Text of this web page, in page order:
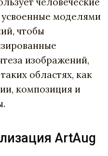
моделями
чтобы
изображений,
областях, как
композиция и
ArtAug